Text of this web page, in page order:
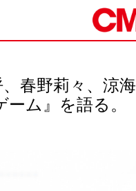
春野莉々、涼
ム』を語る。